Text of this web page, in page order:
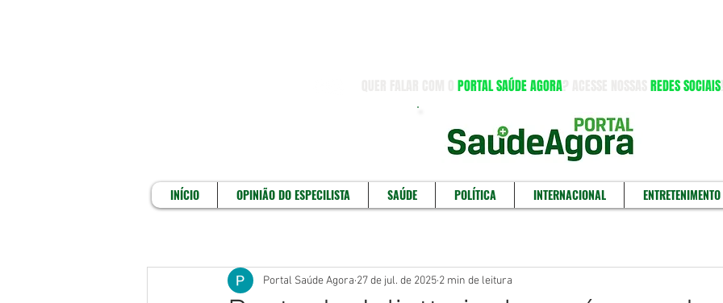
PORTAL SAÚDE AGORA? ACESSE NOSSAS REDES SOCIAIS!
INÍCIO
INÍCIO OPINIÃO DO ESPECILISTA SAÚDE POLÍTICA INTERNACIONAL ENTRETENIMENTO
Portal Saúde Agora 27 de jul. de 2025 2 min de leitura